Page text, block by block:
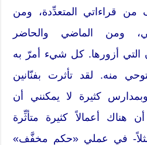
من قراءاتي المتعدِّدة، ومن
ومن الماضي والحاضر
التي أزورها. كل شيء أمرّ به
منه. لقد تأثرت بفنّانين
كثيرة لا يمكنني أن
هناك أعمالاً كثيرة متأثِّرة
مثلاً- في عملي «حكم مخفَّف»